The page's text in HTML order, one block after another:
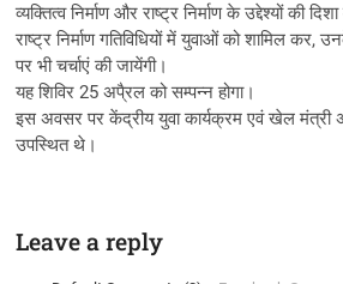
व्यक्तित्व निर्माण और राष्ट्र निर्माण के उद्देश्यों की
राष्ट्र निर्माण गतिविधियों में युवाओं को शामिल कर,
पर भी चर्चाएं की जायेंगी।
यह शिविर 25 अपै्रल को सम्पन्न होगा।
इस अवसर पर केंद्रीय युवा कार्यक्रम एवं खेल मंत्री
उपस्थित थे।
Leave a reply